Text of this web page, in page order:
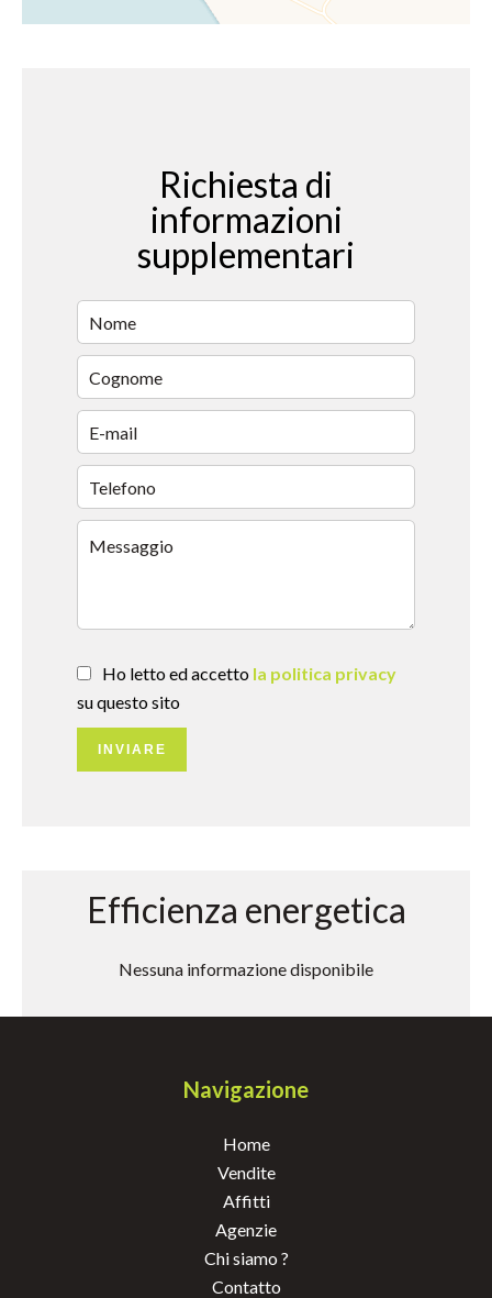
Richiesta di
informazioni
supplementari
Ho letto ed accetto la politica privacy
su questo sito
INVIARE
Efficienza energetica
Nessuna informazione disponibile
Navigazione
Home
Vendite
Affitti
Agenzie
Chi siamo ?
Contatto